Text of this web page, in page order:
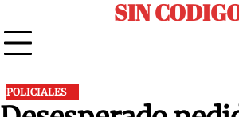
to
content
SIN
POLICIALES